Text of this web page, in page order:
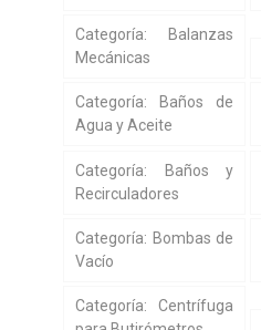
Categoría: Balanzas
Mecánicas
Categoría: Baños de
Agua y Aceite
Categoría: Baños y
Recirculadores
Categoría: Bombas de
Vacío
Categoría: Centrífuga